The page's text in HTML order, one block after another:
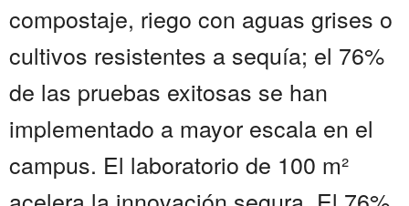
compostaje, riego con aguas grises o
cultivos resistentes a sequía; el 76%
de las pruebas exitosas se han
implementado a mayor escala en el
campus. El laboratorio de 100 m²